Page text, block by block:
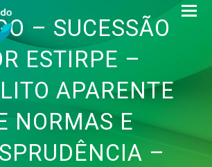
– SUCESSÃO
ESTIRPE –
APARENTE
NORMAS E
–